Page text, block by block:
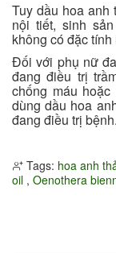
Tuy dầu hoa anh
nội tiết, sinh
không có đặc tính
Đối với phụ nữ
đang điều trị
chống máu
dùng dầu hoa
đang điều trị bệnh.
Tags: hoa anh
oil , Oenothera